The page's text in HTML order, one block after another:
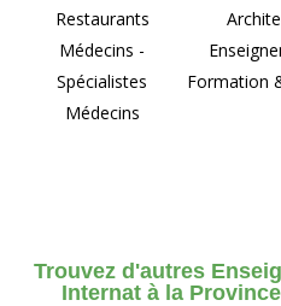
Restaurants
Médecins -
Spécialistes
Médecins
Formation
Trouvez d'autres
Internat à la